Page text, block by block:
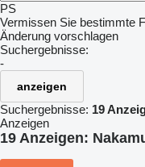
PS
Vermissen Sie bestimmte
Änderung vorschlagen
Suchergebnisse:
-
anzeigen
Suchergebnisse: 19
Anzeigen
19 Anzeigen: